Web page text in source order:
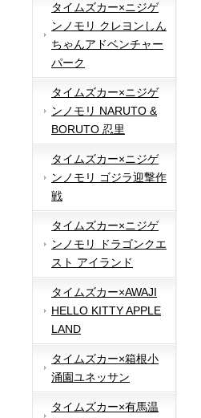
タイムズカー×ニジゲ
ンノモリ クレヨンしん
ちゃんアドベンチャー
パーク
タイムズカー×ニジゲ
ンノモリ NARUTO &
BORUTO 忍里
タイムズカー×ニジゲ
ンノモリ ゴジラ迎撃作
戦
タイムズカー×ニジゲ
ンノモリ ドラゴンクエ
スト アイランド
タイムズカー×AWAJI
HELLO KITTY APPLE
LAND
タイムズカー×箱根小
涌園ユネッサン
タイムズカー×有馬温